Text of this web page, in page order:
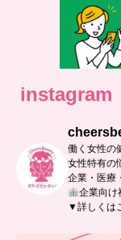
instagram
働く女性の
女性特有の
企業・医療
企業向け
▼詳しくは